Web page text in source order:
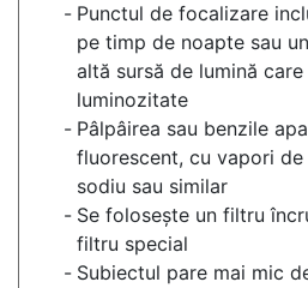
Punctul de focalizare
pe timp de noapte sau
altă sursă de lumină
luminozitate
Pâlpâirea sau benzile
fluorescent, cu vapori
sodiu sau similar
Se folosește un filtru
filtru special
Subiectul pare mai mic